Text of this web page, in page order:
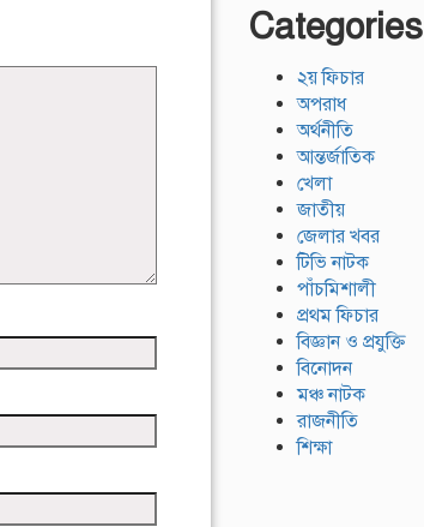
Categories
২য় ফিচার
অপরাধ
অর্থনীতি
আন্তর্জাতিক
খেলা
জাতীয়
জেলার খবর
টিভি নাটক
পাঁচমিশালী
প্রথম ফিচার
বিজ্ঞান ও প্রযুক্তি
বিনোদন
মঞ্চ নাটক
রাজনীতি
শিক্ষা